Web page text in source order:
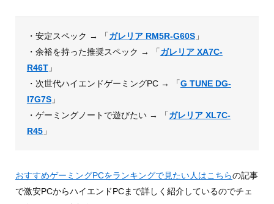
・安定スペック → 「ガレリア RM5R-G60S」
・余裕を持った推奨スペック → 「ガレリア XA7C-
R46T」
・次世代ハイエンドゲーミングPC → 「G TUNE DG-
I7G7S」
・ゲーミングノートで遊びたい → 「ガレリア XL7C-
R45」
おすすめゲーミングPCをランキングで見たい人はこちらの記事
で激安PCからハイエンドPCまで詳しく紹介しているのでチェ